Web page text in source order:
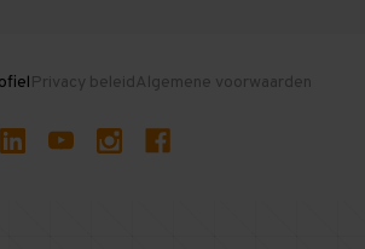
Privacy beleidAlgemene voorwaarden